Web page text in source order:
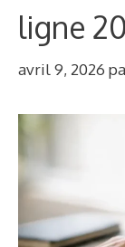
ligne
avril 9, 2026